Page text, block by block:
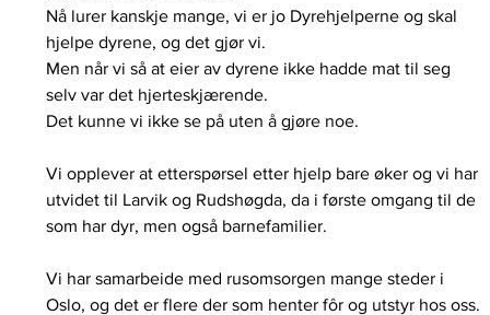
Nå lurer kanskje mange, vi er jo Dyrehjelperne og skal
hjelpe dyrene, og det gjør vi.
Men når vi så at eier av dyrene ikke hadde mat til seg
selv var det hjerteskjærende.
Det kunne vi ikke se på uten å gjøre noe.
Vi opplever at etterspørsel etter hjelp bare øker og vi har
utvidet til Larvik og Rudshøgda, da i første omgang til de
som har dyr, men også barnefamilier.
Vi har samarbeide med rusomsorgen mange steder i
Oslo, og det er flere der som henter fôr og utstyr hos oss.